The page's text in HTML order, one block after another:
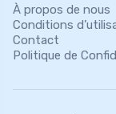
À propos de nous
Conditions
Contact
Politique de